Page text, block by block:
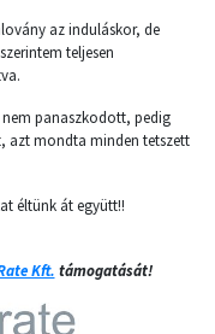
az induláskor, de
teljesen
panaszkodott, pedig
azt mondta minden tetszett
éltünk át együtt!!
Kft. támogatását!